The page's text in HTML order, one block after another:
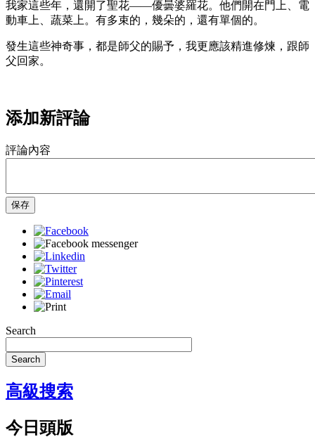
我家這些年，還開了聖花——優曇婆羅花。他們開在門上、電
動車上、蔬菜上。有多束的，幾朵的，還有單個的。
發生這些神奇事，都是師父的賜予，我更應該精進修煉，跟師
父回家。
添加新評論
評論內容
保存
Search
Search
高級搜索
今日頭版